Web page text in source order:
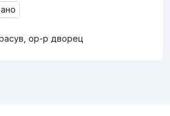
ор-р дворец